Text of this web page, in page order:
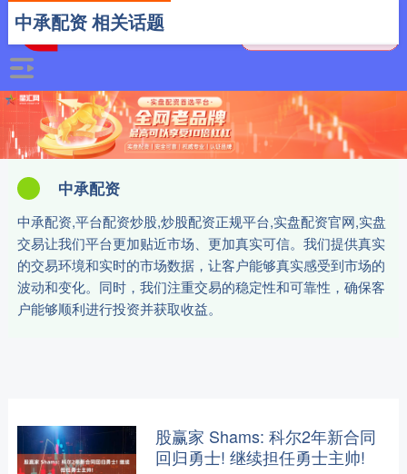
中承配资
中承配资,平台配资炒股,炒股配资正规平台,实盘配资官网,实盘
交易让我们平台更加贴近市场、更加真实可信。我们提供真实
的交易环境和实时的市场数据，让客户能够真实感受到市场的
波动和变化。同时，我们注重交易的稳定性和可靠性，确保客
户能够顺利进行投资并获取收益。
中承配资 相关话题
股赢家 Shams: 科尔2年新合同
回归勇士! 继续担任勇士主帅!